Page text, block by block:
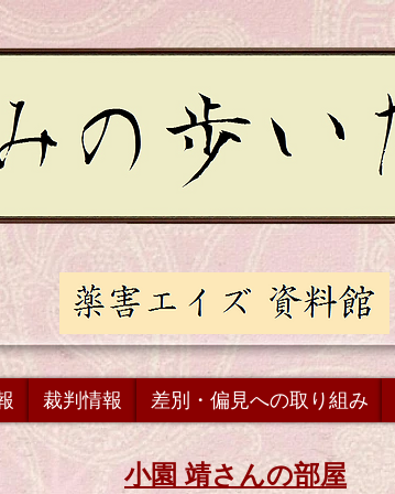
裁判情報 差別・偏見への取り組み
小園 靖さんの部屋